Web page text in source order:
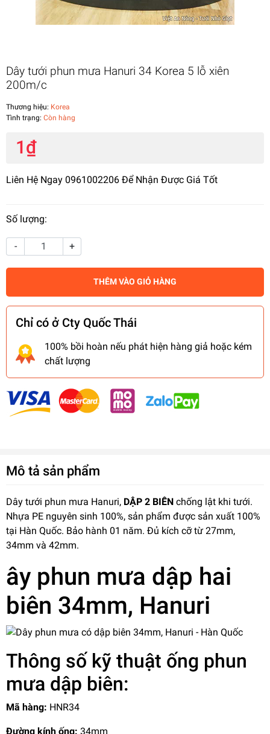
Dây tưới phun mưa Hanuri 34 Korea 5 lỗ xiên
200m/c
Thương hiệu: Korea
Tình trạng: Còn hàng
1₫
Liên Hệ Ngay 0961002206 Để Nhận Được Giá Tốt
Số lượng:
- +
THÊM VÀO GIỎ HÀNG
Chỉ có ở Cty Quốc Thái
100% bồi hoàn nếu phát hiện hàng giả hoặc kém
chất lượng
Mô tả sản phẩm
Dây tưới phun mưa Hanuri, DẬP 2 BIÊN chống lật khi tưới.
Nhựa PE nguyên sinh 100%, sản phẩm được sản xuất 100%
tại Hàn Quốc. Bảo hành 01 năm. Đủ kích cỡ từ 27mm,
34mm và 42mm.
ây phun mưa dập hai
biên 34mm, Hanuri
Thông số kỹ thuật ống phun
mưa dập biên:
Mã hàng: HNR34
Đường kính ống: 34mm